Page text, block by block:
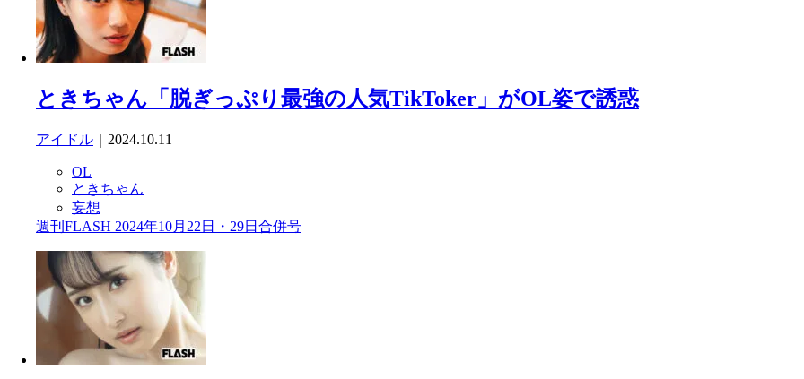
ときちゃん「脱ぎっぷり最強の人気TikToker」がOL姿で誘惑
アイドル ｜2024.10.11
OL
ときちゃん
妄想
週刊FLASH 2024年10月22日・29日合併号